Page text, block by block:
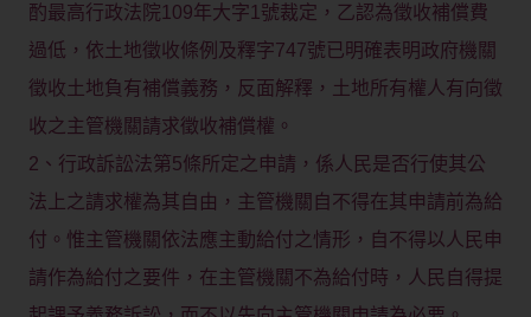
酌最高行政法院109年大字1號裁定，乙認為徵收補償費
過低，依土地徵收條例及釋字747號已明確表明政府機關
徵收土地負有補償義務，反面解釋，土地所有權人有向徵
收之主管機關請求徵收補償權。
2、行政訴訟法第5條所定之申請，係人民是否行使其公
法上之請求權為其自由，主管機關自不得在其申請前為給
付。惟主管機關依法應主動給付之情形，自不得以人民申
請作為給付之要件，在主管機關不為給付時，人民自得提